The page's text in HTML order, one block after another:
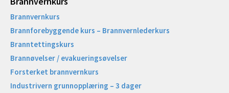
Brannvernkurs
Brannforebyggende kurs – Brannvernlederkurs
Branntettingskurs
Brannøvelser / evakueringsøvelser
Forsterket brannvernkurs
Industrivern grunnopplæring – 3 dager